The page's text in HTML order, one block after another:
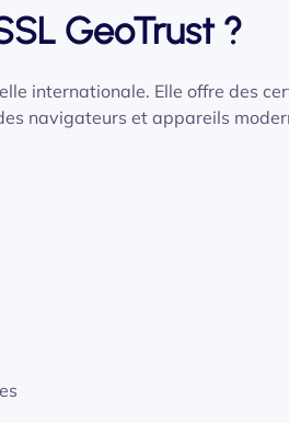
GeoTrust ?
internationale. Elle offre des
navigateurs et appareils